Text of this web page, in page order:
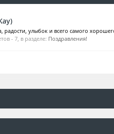
улыбок и всего самого
- 7, в разделе: Поздравления!